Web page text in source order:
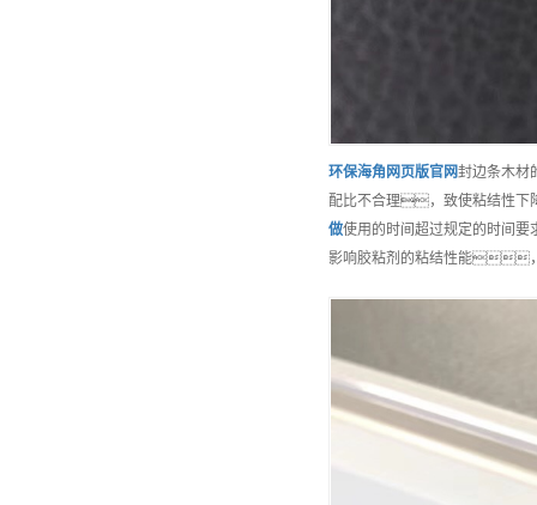
环保海角网页版官网封边条木
配比不合理，致使粘结性
做使用的时间超过规定的时间
影响胶粘剂的粘结性能